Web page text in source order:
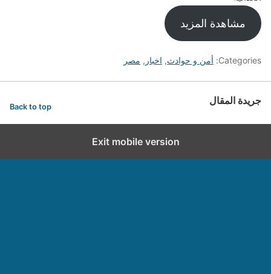
مشاهدة المزيد
Categories: أمن و حوادث, اخبار , مصر
جريدة المقال Back to top
Exit mobile version